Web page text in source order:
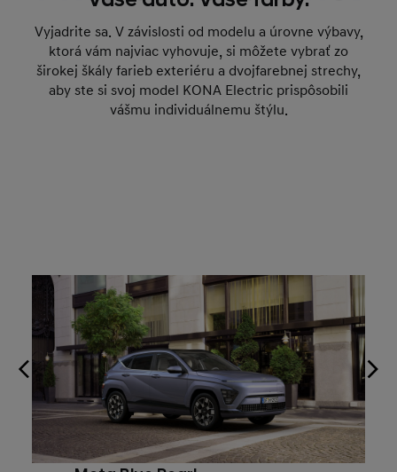
Vyjadrite sa. V závislosti od modelu a úrovne výbavy,
ktorá vám najviac vyhovuje, si môžete vybrať zo
širokej škály farieb exteriéru a dvojfarebnej strechy,
aby ste si svoj model KONA Electric prispôsobili
vášmu individuálnemu štýlu.